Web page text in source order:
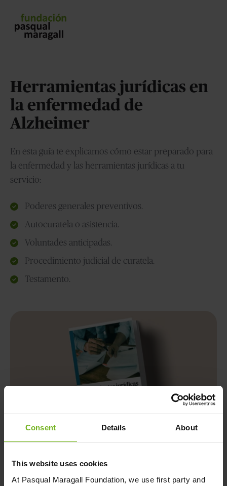
Consent Details About
This website uses cookies
At Pasqual Maragall Foundation, we use first party and
Herramientas jurídicas en
la enfermedad de
Alzheimer
En esta guía te explicamos cómo estar preparado para
la enfermedad y las herramientas jurídicas a tu
servicio:
Poderes generales preventivos.
Autocuratela o asistencia.
Voluntades anticipadas.
Procedimiento judicial de curatela.
Testamento.
Descárgate la guía gratis